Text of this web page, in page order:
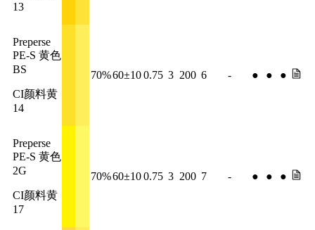
13
Preperse
PE-S 黄色
BS
CI颜料黄
14
70%60±100.75 3 200 6 - ● ● ●
Preperse
PE-S 黄色
2G
CI颜料黄
17
70%60±100.75 3 200 7 - ● ● ●